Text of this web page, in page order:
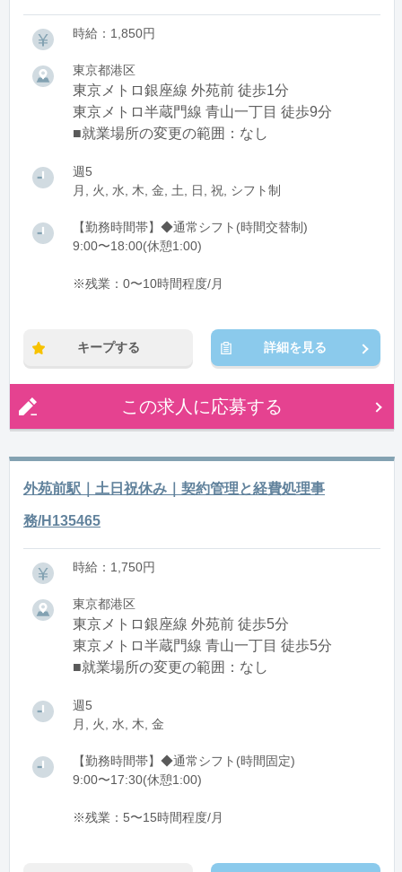
時給：1,850円
東京都港区
東京メトロ銀座線 外苑前 徒歩1分
東京メトロ半蔵門線 青山一丁目 徒歩9分
■就業場所の変更の範囲：なし
週5
月, 火, 水, 木, 金, 土, 日, 祝, シフト制
【勤務時間帯】◆通常シフト(時間交替制)
9:00〜18:00(休憩1:00)
※残業：0〜10時間程度/月
キープする 詳細を見る
この求人に応募する
外苑前駅｜土日祝休み｜契約管理と経費処理事
務/H135465
時給：1,750円
東京都港区
東京メトロ銀座線 外苑前 徒歩5分
東京メトロ半蔵門線 青山一丁目 徒歩5分
■就業場所の変更の範囲：なし
週5
月, 火, 水, 木, 金
【勤務時間帯】◆通常シフト(時間固定)
9:00〜17:30(休憩1:00)
※残業：5〜15時間程度/月